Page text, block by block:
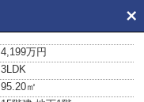
4,199万円
3LDK
95.20㎡